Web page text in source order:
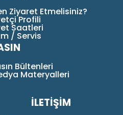
Ziyaret Etmelisiniz?
Profili
Saatleri
/ Servis
Bültenleri
Materyalleri
İLETİŞİM